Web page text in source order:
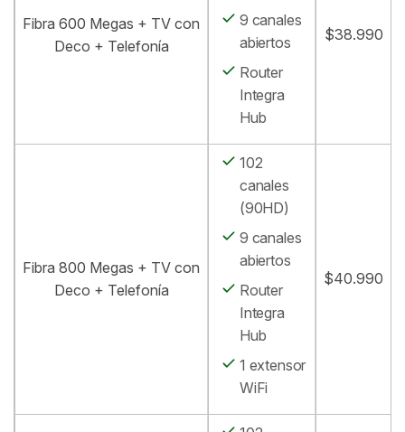
Fibra 600 Megas + TV con
Deco + Telefonía
9 canales
abiertos
Router
Integra
Hub
$38.990
Fibra 800 Megas + TV con
Deco + Telefonía
102
canales
(90HD)
9 canales
abiertos
Router
Integra
Hub
1 extensor
WiFi
$40.990